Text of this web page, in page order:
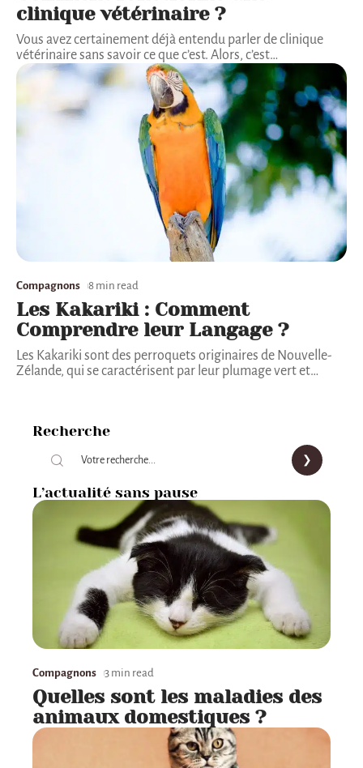
clinique vétérinaire ?
Vous avez certainement déjà entendu parler de clinique
vétérinaire sans savoir ce que c’est. Alors, c’est…
Compagnons 8 min read
Les Kakariki : Comment
Comprendre leur Langage ?
Les Kakariki sont des perroquets originaires de Nouvelle-
Zélande, qui se caractérisent par leur plumage vert et…
Recherche
L’actualité sans pause
Compagnons 3 min read
Quelles sont les maladies des
animaux domestiques ?